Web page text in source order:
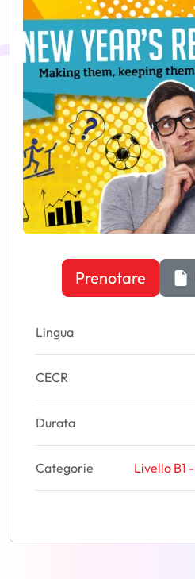
Prenotare
Lingua
CECR
Durata
Categorie Livello B1